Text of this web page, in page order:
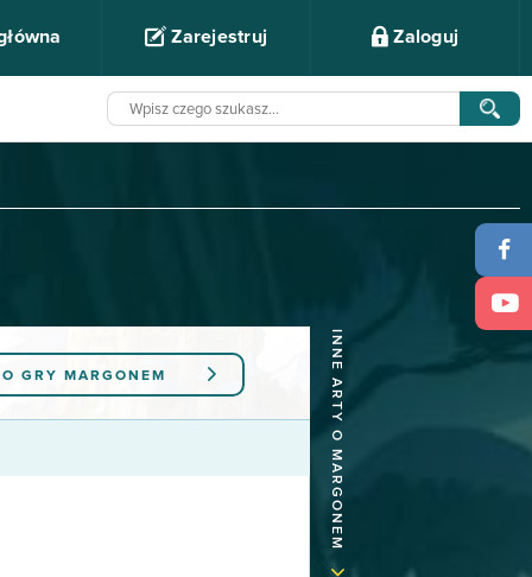
Zarejestruj Zaloguj
INNE ARTY O MARGONEM
GRY MARGONEM